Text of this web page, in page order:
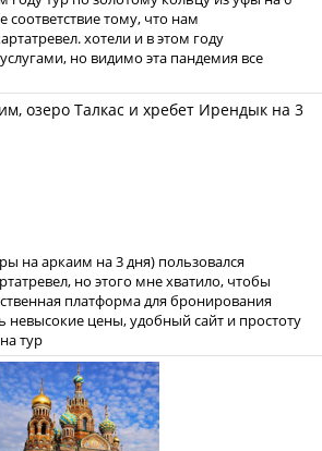
соответствие тому, что нам
хотели и в этом году
но видимо эта пандемия все
на аркаим на 3 дня) пользовался
но этого мне хватило, чтобы
платформа для бронирования
невысокие цены, удобный сайт и простоту
тур